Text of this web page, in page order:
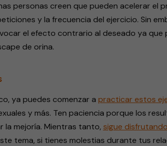
personas creen que pueden acelerar el
y la frecuencia del ejercicio. Sin
el efecto contrario al deseado ya que
de orina.
ya puedes comenzar a practicar estos
y más. Ten paciencia porque los
la mejoría. Mientras tanto, sigue
tema, si tienes molestias durante tus